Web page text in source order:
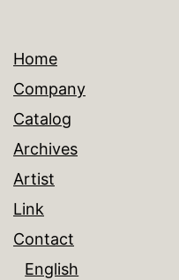
Home
Company
Catalog
Archives
Artist
Link
Contact
English